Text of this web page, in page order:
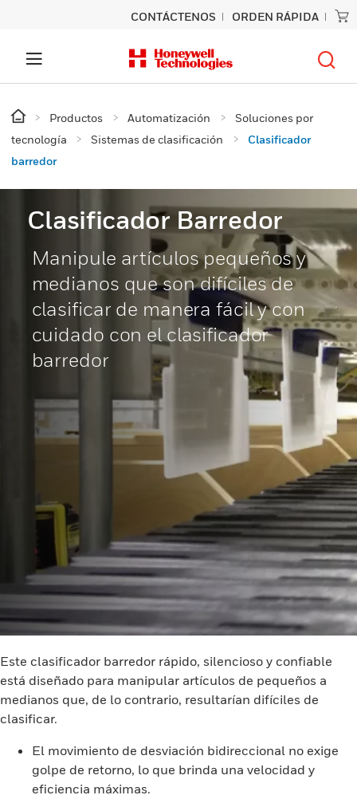
CONTÁCTENOS ORDEN RÁPIDA
Productos Automatización
Soluciones por
tecnología
Sistemas de clasificación
Clasificador
barredor
Clasificador Barredor
Manipule artículos pequeños y
medianos que son difíciles de
clasificar de manera fácil y con
cuidado con el clasificador
barredor
Este clasificador barredor rápido, silencioso y confiable
está diseñado para manipular artículos de pequeños a
medianos que, de lo contrario, resultarían difíciles de
clasificar.
El movimiento de desviación bidireccional no exige
golpe de retorno, lo que brinda una velocidad y
eficiencia máximas.